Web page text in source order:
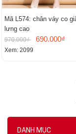
DANH MỤC
Mã L574: chân váy co
lưng cao
970.000₫ 690.000₫
Xem: 2099